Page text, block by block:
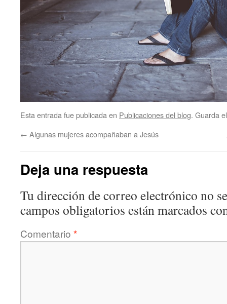
Esta entrada fue publicada en Publicaciones del blog. Guarda
← Algunas mujeres acompañaban a Jesús
Deja una respuesta
Tu dirección de correo electrónico no
campos obligatorios están marcados
Comentario *